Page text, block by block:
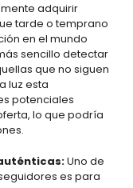
adquirir
tarde o temprano
en el mundo
sencillo detectar
que no siguen
luz esta
potenciales
lo que podría
Uno de
es para